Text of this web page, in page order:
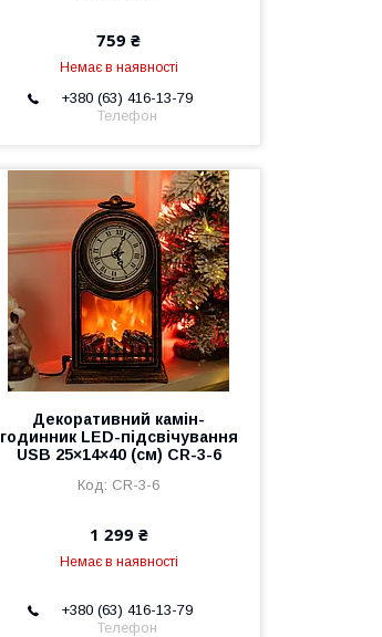
759 ₴
Немає в наявності
+380 (63) 416-13-79
Телефон
Декоративний камін-
годинник LED-підсвічування
USB 25×14×40 (см) CR-3-6
CR-3-6
1 299 ₴
Немає в наявності
+380 (63) 416-13-79
Телефон